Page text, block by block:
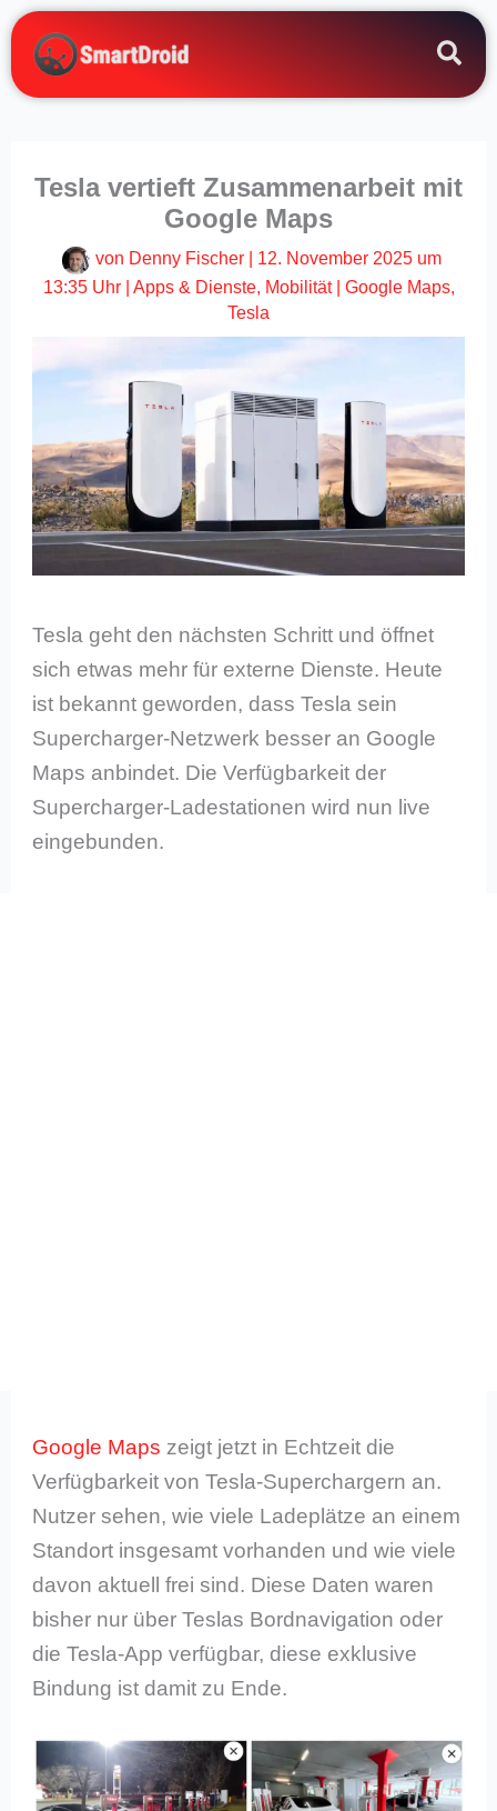
Zum
Inhalt
springen
Tesla vertieft Zusammenarbeit mit
Google Maps
von Denny Fischer
12. November 2025 um
13:35 Uhr| Apps & Dienste, Mobilität| Google Maps,
Tesla
Tesla geht den nächsten Schritt und öffnet
sich etwas mehr für externe Dienste. Heute
ist bekannt geworden, dass Tesla sein
Supercharger-Netzwerk besser an Google
Maps anbindet. Die Verfügbarkeit der
Supercharger-Ladestationen wird nun live
eingebunden.
Google Maps zeigt jetzt in Echtzeit die
Verfügbarkeit von Tesla-Superchargern an.
Nutzer sehen, wie viele Ladeplätze an einem
Standort insgesamt vorhanden und wie viele
davon aktuell frei sind. Diese Daten waren
bisher nur über Teslas Bordnavigation oder
die Tesla-App verfügbar, diese exklusive
Bindung ist damit zu Ende.